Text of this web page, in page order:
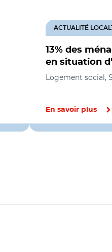
13% des
en situation
ACTUALITÉ
Logement social,
En savoir plus